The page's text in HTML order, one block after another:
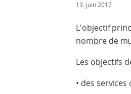
13. juin 2017
L'objectif
nombre de
Les objectifs
• des